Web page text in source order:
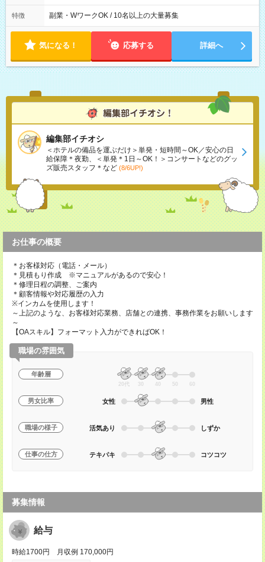
態：本採用時と同じです。 給与：時給 1,780円以上 ※各加算給
無
22時 (実7h/休1h） ★週3～5日※土or日必須 ◎休日：平日メイン
※[B]OJT終了後要相談 ◎下記選択制 （1）曜日固定 週3～・土or
選択可 ▶ご確認 祝日/GW/年末年始等も シフト通りの出勤が必要
です
特徴 副業・WワークOK / 10名以上の大量募集
気になる！ 応募する 詳細へ
編集部イチオシ
＜ホテルの備品を運ぶだけ＞単発・短時間～OK／安心の日
給保障＊夜勤、＜単発＊1日～OK！＞コンサートなどのグッ
ズ販売スタッフ＊など (8/6UP!)
お仕事の概要
＊お客様対応（電話・メール）
＊見積もり作成 ※マニュアルがあるので安心！
＊修理日程の調整、ご案内
＊顧客情報や対応履歴の入力
※インカムを使用します！
～上記のような、お客様対応業務、店舗との連携、事務作業をお願いします
～
【OAスキル】フォーマット入力ができればOK！
職場の雰囲気
年齢層
20代 30 40 50 60
男女比率 女性 男性
職場の様子 活気あり しずか
仕事の仕方 テキパキ コツコツ
募集情報
給与
時給1700円 月収例 170,000円